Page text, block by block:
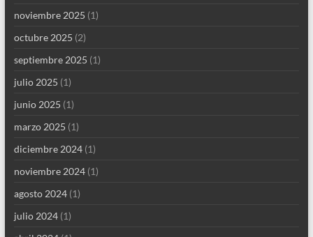
noviembre 2025 (1)
octubre 2025 (2)
septiembre 2025 (1)
julio 2025 (1)
junio 2025 (1)
marzo 2025 (1)
diciembre 2024(1)
noviembre 2024(1)
agosto 2024(1)
julio 2024(1)